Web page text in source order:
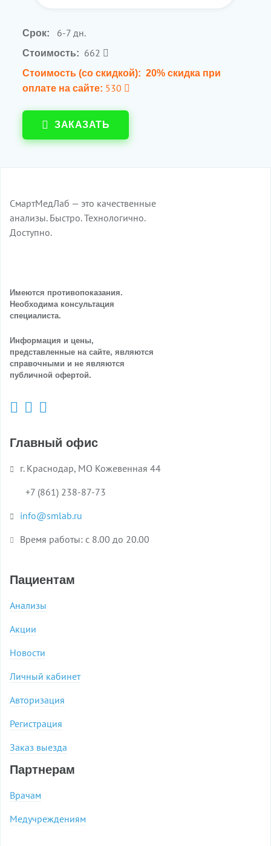
Срок: 6-7 дн.
Стоимость: 662
Стоимость (со скидкой): 20% скидка при
оплате на сайте: 530
ЗАКАЗАТЬ
СмартМедЛаб — это качественные
анализы. Быстро. Технологично.
Доступно.
Имеются противопоказания.
Необходима консультация
специалиста.
Информация и цены,
представленные на сайте, являются
справочными и не являются
публичной офертой.
Пациентам
Анализы
Акции
Новости
Личный кабинет
Авторизация
Регистрация
Заказ выезда
Партнерам
Врачам
Медучреждениям
Главный офис
г. Краснодар, МО Кожевенная 44
+7 (861) 238-87-73
info@smlab.ru
Время работы: с 8.00 до 20.00